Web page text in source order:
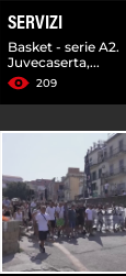
SERVIZI
Basket - serie A2.
Juvecaserta,...
209